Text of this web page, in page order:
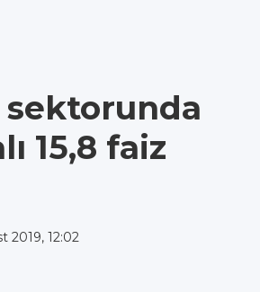
15,8 faiz
2019, 12:02